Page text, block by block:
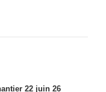
22 juin 26